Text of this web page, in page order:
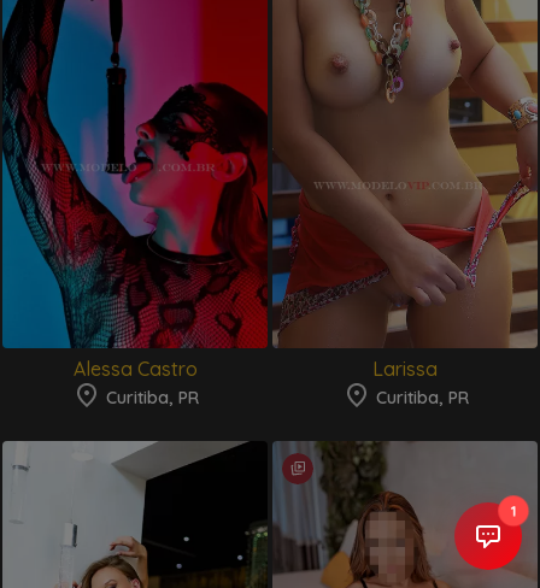
Alessa Castro
Curitiba, PR
Larissa
Curitiba, PR
1